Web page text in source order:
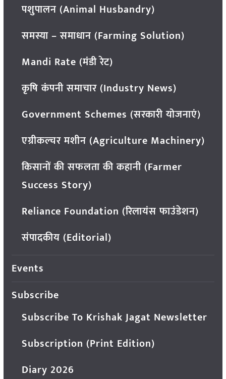
पशुपालन (Animal Husbandry)
समस्या – समाधान (Farming Solution)
Mandi Rate (मंडी रेट)
कृषि कंपनी समाचार (Industry News)
Government Schemes (सरकारी योजनाएं)
एग्रीकल्चर मशीन (Agriculture Machinery)
किसानों की सफलता की कहानी (Farmer
Success Story)
Reliance Foundation (रिलायंस फाउंडेशन)
संपादकीय (Editorial)
Events
Subscribe
Subscribe To Krishak Jagat Newsletter
Subscription (Print Edition)
Diary 2026